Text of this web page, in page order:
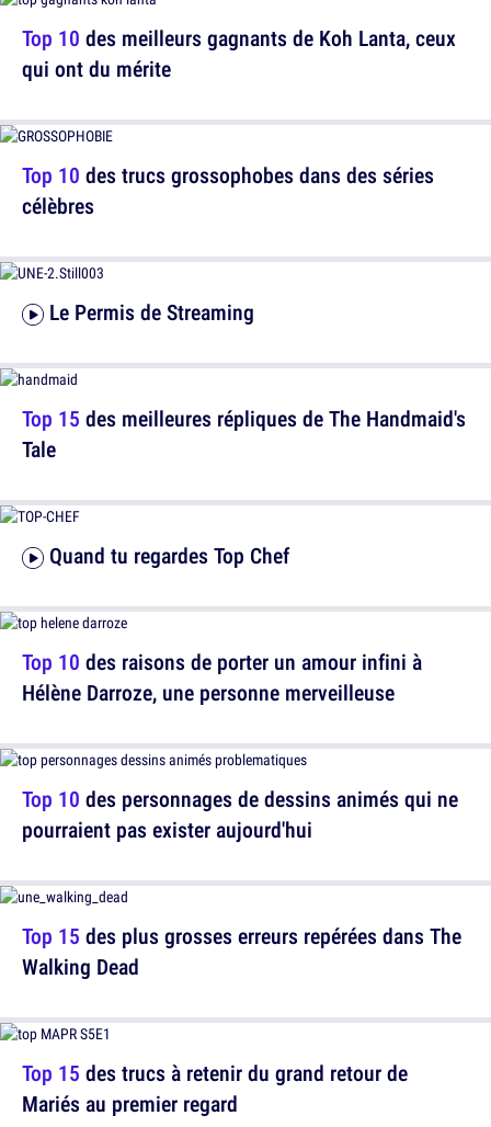
Top 10 des trucs grossophobes dans des séries
célèbres
Quand tu regardes Top Chef
Top 10 des raisons de porter un amour infini à
Hélène Darroze, une personne merveilleuse
Top 15 des plus grosses erreurs repérées dans The
Walking Dead
Top 10 des meilleurs gagnants de Koh Lanta, ceux
qui ont du mérite
Le Permis de Streaming
Top 15 des meilleures répliques de The Handmaid's
Tale
Top 10 des personnages de dessins animés qui ne
pourraient pas exister aujourd'hui
Top 15 des trucs à retenir du grand retour de
Mariés au premier regard